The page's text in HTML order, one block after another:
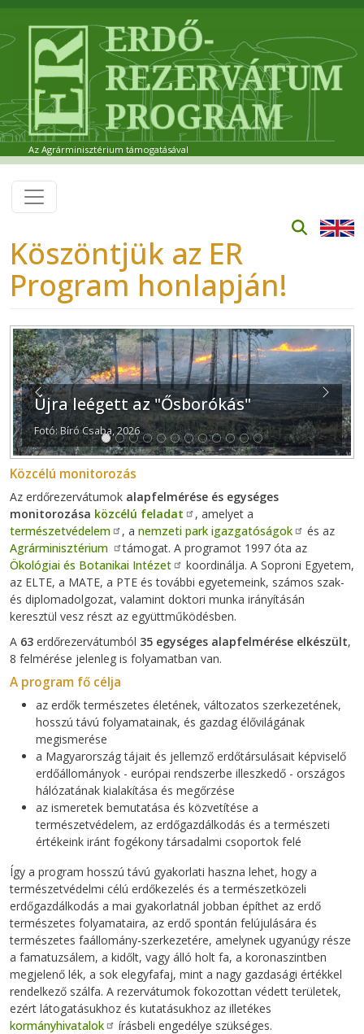
Az Agrárminisztérium támogatásával
Köszöntjük az ER
Program honlapján!
Újra leégett az "Ősborókás"
Fotó: Bíró Csaba, 2026
Previous Next
Közcélú monitorozás
Az erdőrezervátumok alapfelmérése és egységes
monitorozása közcélú feladat
, amelyet a
természetvédelem
, a nemzeti park igazgatóságok
és az
Agrárminisztérium
támogat. A programot 1997 óta az
Ökológiai és Botanikai Intézet
koordinálja. A Soproni Egyetem,
az ELTE, a MATE, a PTE és további egyetemeink, számos szak-
és diplomadolgozat, valamint doktori munka irányításán
keresztül vesz részt az együttműködésben.
A 63 erdőrezervátumból 35 egységes alapfelmérése elkészült,
8 felmérése jelenleg is folyamatban van.
A program fő célja
az erdők természetes életének, változatos szerkezetének,
hosszú távú folyamatainak, és gazdag élővilágának
megismerése
a Magyarország tájait és jellemző erdőtársulásait képviselő
erdőállományok - európai rendszerbe illeszkedő - országos
hálózatának kialakítása és megőrzése
az ismeretek bemutatása és közvetítése a
természetvédelem, az erdőgazdálkodás és a természeti
értékeink iránt fogékony társadalmi csoportok felé
Így a program hosszú távú gyakorlati haszna lehet, hogy a
természetvédelmi célú erdőkezelés és a természetközeli
erdőgazdálkodás a mai gyakorlatnál jobban építhet az erdő
természetes folyamataira, az erdő spontán felújulására és
természetes faállomány-szerkezetére, amelynek ugyanúgy része
a famatuzsálem, a kidőlt, vagy álló holt fa, a koronaszintben
megjelenő lék, a sok elegyfafaj, mint a nagy gazdasági értékkel
rendelkező szálfa. A rezervátumok fokozottan védett területek,
ezért látogatásukhoz és kutatásukhoz az illetékes
kormányhivatalok
írásbeli engedélye szükséges.